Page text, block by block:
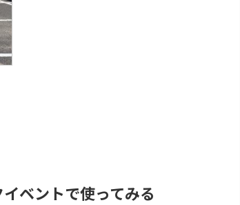
ベントで使ってみる